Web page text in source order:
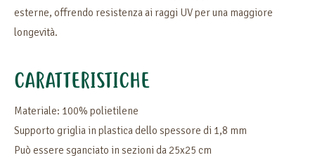
esterne, offrendo resistenza ai raggi UV per una maggiore
longevità.
CARATTERISTICHE
Materiale: 100% polietilene
Supporto griglia in plastica dello spessore di 1,8 mm
Può essere sganciato in sezioni da 25x25 cm